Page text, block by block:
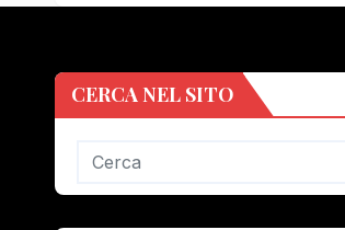
CERCA NEL SITO